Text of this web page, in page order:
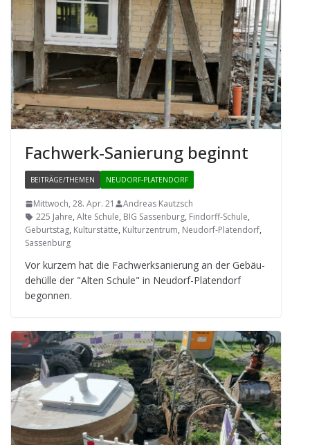
Fach­werk-Sanie­rung beginnt
BEITRÄGE/THEMEN NEUDORF-PLATENDORF
Mittwoch, 28. Apr. 21
Andreas Kautzsch
225 Jahre, Alte Schule, BIG Sassenburg, Findorff-Schule,
Geburtstag, Kulturstätte, Kulturzentrum, Neudorf-Platendorf,
Sassenburg
Vor kur­zem hat die Fach­werk­sa­nie­rung an der Gebäu­
de­hülle der "Alten Schule" in Neu­dorf-Pla­ten­dorf
begonnen.